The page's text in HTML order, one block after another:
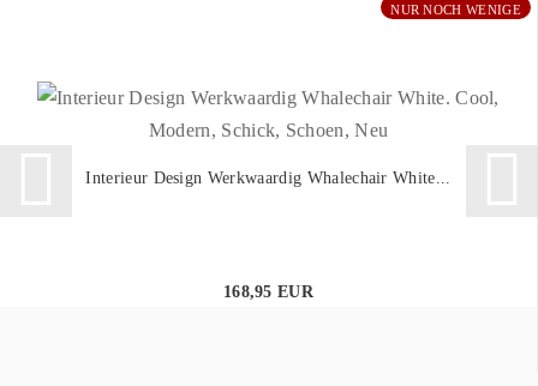
NUR NOCH WENIGE
Interieur Design Werkwaardig Whalechair White...
168,95 EUR